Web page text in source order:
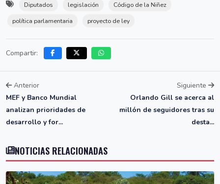
Diputados legislación
Código de la Niñez
política parlamentaria
proyecto de ley
Compartir:
Anterior
MEF y Banco Mundial
analizan prioridades de
desarrollo y for...
Siguiente
Orlando Gill se acerca al
millón de seguidores tras su
desta...
NOTICIAS RELACIONADAS